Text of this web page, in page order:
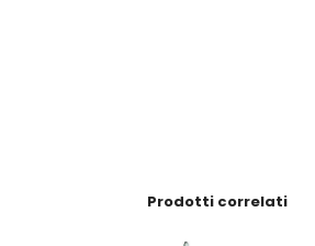
Prodotti correlati